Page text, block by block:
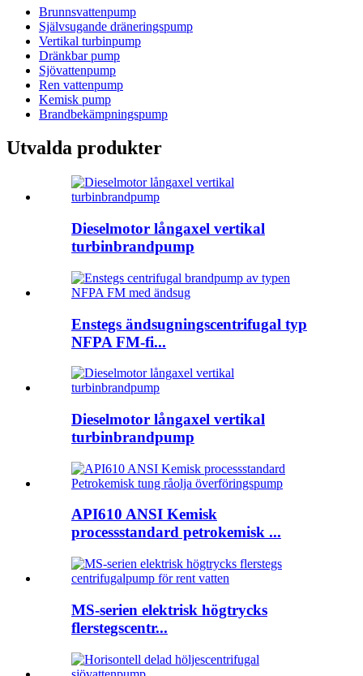
Brunnsvattenpump
Självsugande dräneringspump
Vertikal turbinpump
Dränkbar pump
Sjövattenpump
Ren vattenpump
Kemisk pump
Brandbekämpningspump
Utvalda produkter
Dieselmotor långaxel vertikal
turbinbrandpump
Enstegs ändsugningscentrifugal typ
NFPA FM-fi...
Dieselmotor långaxel vertikal
turbinbrandpump
API610 ANSI Kemisk
processstandard petrokemisk ...
MS-serien elektrisk högtrycks
flerstegscentr...